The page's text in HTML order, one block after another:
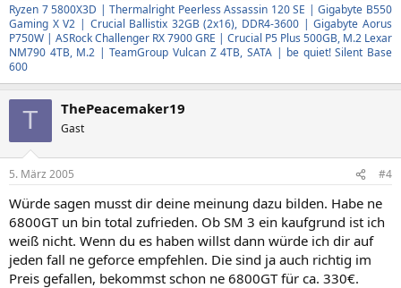
Ryzen 7 5800X3D | Thermalright Peerless Assassin 120 SE | Gigabyte B550
Gaming X V2 | Crucial Ballistix 32GB (2x16), DDR4-3600 | Gigabyte Aorus
P750W | ASRock Challenger RX 7900 GRE | Crucial P5 Plus 500GB, M.2 Lexar
NM790 4TB, M.2 | TeamGroup Vulcan Z 4TB, SATA | be quiet! Silent Base
600
T ThePeacemaker19
Gast
5. März 2005 #4
Würde sagen musst dir deine meinung dazu bilden. Habe ne
6800GT un bin total zufrieden. Ob SM 3 ein kaufgrund ist ich
weiß nicht. Wenn du es haben willst dann würde ich dir auf
jeden fall ne geforce empfehlen. Die sind ja auch richtig im
Preis gefallen, bekommst schon ne 6800GT für ca. 330€.